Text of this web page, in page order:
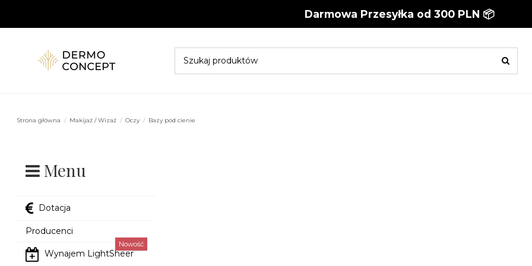
Darmowa Przesyłka od 300 PLN 📦
Strona główna Makijaż / Wizaż Oczy Bazy pod cienie
Menu
Dotacja
Producenci
Wynajem LightSheer
Nowość